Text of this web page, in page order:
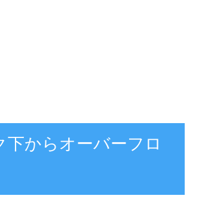
下からオーバーフロ